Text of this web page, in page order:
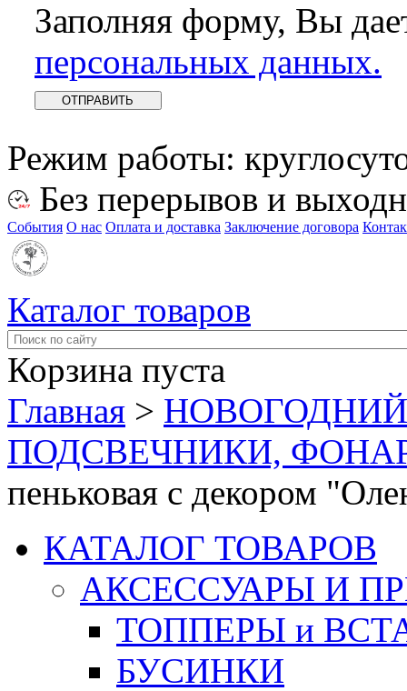
Заполняя форму, Вы
персональных данных.
Режим работы:
Без перерывов и
События О нас Оплата и доставка Заключение договора
Каталог товаров
Корзина пуста
Главная >
ПОДСВЕЧНИКИ,
пеньковая с декором
КАТАЛОГ ТОВАРОВ
АКСЕССУАРЫ И
ТОППЕРЫ и
БУСИНКИ